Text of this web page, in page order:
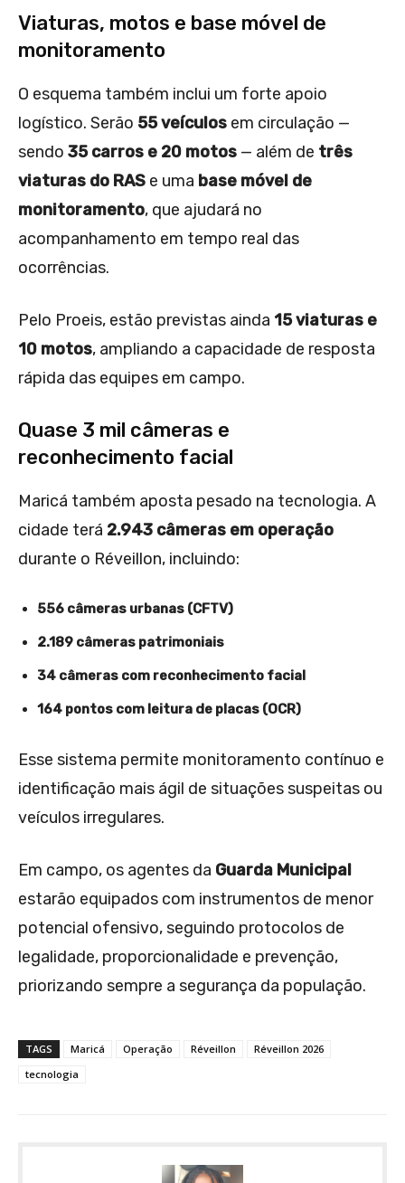
Viaturas, motos e base móvel de
monitoramento
O esquema também inclui um forte apoio
logístico. Serão 55 veículos em circulação —
sendo 35 carros e 20 motos — além de três
viaturas do RAS e uma base móvel de
monitoramento, que ajudará no
acompanhamento em tempo real das
ocorrências.
Pelo Proeis, estão previstas ainda 15 viaturas e
10 motos, ampliando a capacidade de resposta
rápida das equipes em campo.
Quase 3 mil câmeras e
reconhecimento facial
Maricá também aposta pesado na tecnologia. A
cidade terá 2.943 câmeras em operação
durante o Réveillon, incluindo:
556 câmeras urbanas (CFTV)
2.189 câmeras patrimoniais
34 câmeras com reconhecimento facial
164 pontos com leitura de placas (OCR)
Esse sistema permite monitoramento contínuo e
identificação mais ágil de situações suspeitas ou
veículos irregulares.
Em campo, os agentes da Guarda Municipal
estarão equipados com instrumentos de menor
potencial ofensivo, seguindo protocolos de
legalidade, proporcionalidade e prevenção,
priorizando sempre a segurança da população.
TAGS Maricá Operação Réveillon
Réveillon 2026
tecnologia